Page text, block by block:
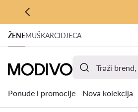
PRIJEĐI NA GLAVNI SADRŽAJ
PRIJEĐI NA PRETRAŽIVANJE
ŽENEMUŠKARCIDJECA
Ponude i promocije Nova kolekcija